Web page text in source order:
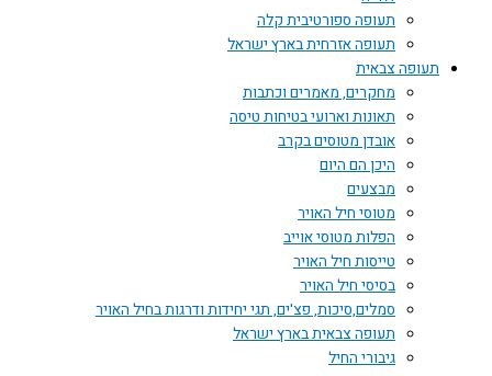
תעופה ספורטיבית קלה
תעופה אזרחית בארץ ישראל
תעופה צבאית
מחקרים, מאמרים וכתבות
תאונות וארועי בטיחות טיסה
אובדן מטוסים בקרב
היכן הם היום
מבצעים
מטוסי חיל האויר
הפלות מטוסי אוייב
טייסות חיל האויר
בסיסי חיל האויר
סמלים,סיכות, פצ'ים, תגי יחידות ודרגות בחיל האויר
תעופה צבאית בארץ ישראל
גיבורי החיל